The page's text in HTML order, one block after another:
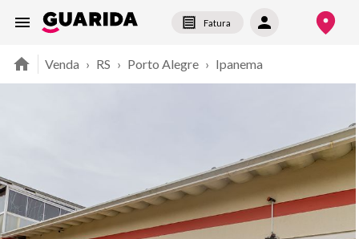
Fatura
Venda › RS › Porto Alegre › Ipanema